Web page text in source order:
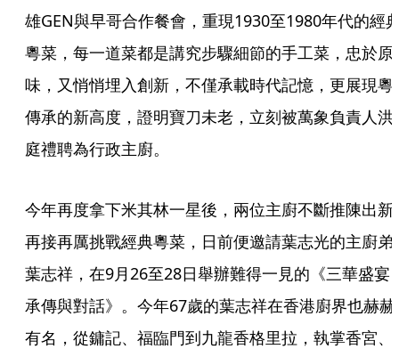
雄GEN與早哥合作餐會，重現1930至1980年代的經
粵菜，每一道菜都是講究步驟細節的手工菜，忠於原
味，又悄悄埋入創新，不僅承載時代記憶，更展現粵
傳承的新高度，證明寶刀未老，立刻被萬象負責人洪
庭禮聘為行政主廚。
今年再度拿下米其林一星後，兩位主廚不斷推陳出新
再接再厲挑戰經典粵菜，日前便邀請葉志光的主廚弟
葉志祥，在9月26至28日舉辦難得一見的《三華盛宴
承傳與對話》。今年67歲的葉志祥在香港廚界也赫赫
有名，從鏞記、福臨門到九龍香格里拉，執掌香宮、